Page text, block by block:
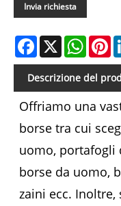
Invia richiesta
Facebook
X
Descrizione del
Offriamo una
borse tra cui
uomo, portafogli
borse da uomo,
zaini ecc. Inoltre,